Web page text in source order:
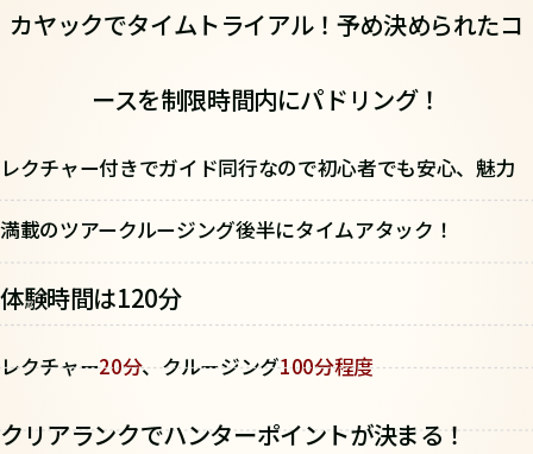
カヤックでタイムトライアル！ 予め決められたコ
ースを制限時間内にパドリング！
レクチャー付きでガイド同行なので初心者でも安心、魅力
満載のツアークルージング後半にタイムアタック！
体験時間は120分
レクチャー20分、クルージング100分程度
クリアランクでハンターポイントが決まる！